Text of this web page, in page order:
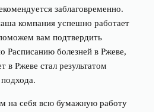
заблаговременно.
компания успешно работает
вам подтвердить
Расписанию болезней в Ржеве,
в Ржеве стал результатом
на себя всю бумажную работу